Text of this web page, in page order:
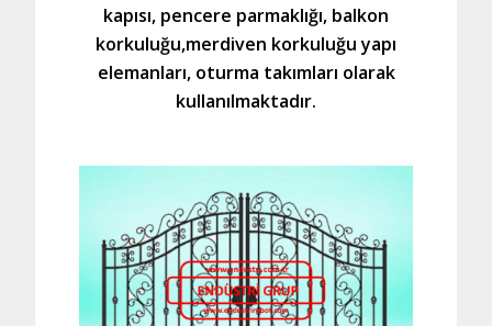
kapısı, pencere parmaklığı, balkon
korkuluğu,merdiven korkuluğu yapı
elemanları, oturma takımları olarak
kullanılmaktadır.